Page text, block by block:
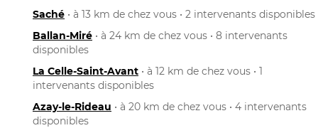
Saché • à 13 km de chez vous • 2 intervenants disponibles
Ballan-Miré • à 24 km de chez vous • 8 intervenants
disponibles
La Celle-Saint-Avant • à 12 km de chez vous • 1
intervenants disponibles
Azay-le-Rideau • à 20 km de chez vous • 4 intervenants
disponibles